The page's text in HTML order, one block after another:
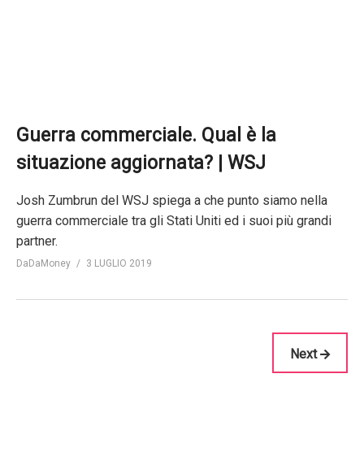
Guerra commerciale. Qual è la
situazione aggiornata? | WSJ
Josh Zumbrun del WSJ spiega a che punto siamo nella
guerra commerciale tra gli Stati Uniti ed i suoi più grandi
partner.
DaDaMoney 3 LUGLIO 2019
Next